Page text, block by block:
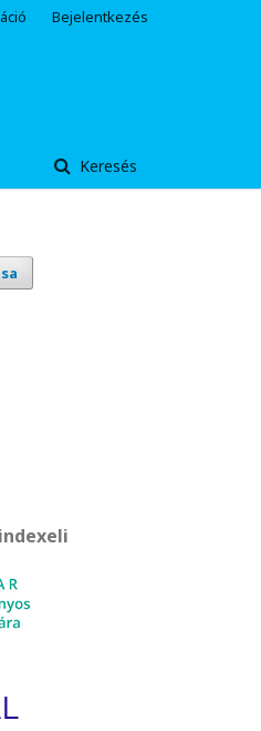
Keresés
Bejelentkezés